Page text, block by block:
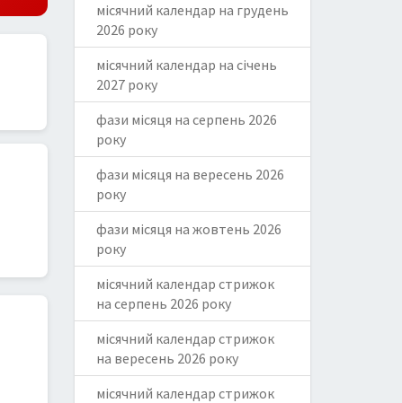
місячний календар на грудень
2026 року
місячний календар на січень
2027 року
фази місяця на серпень 2026
року
фази місяця на вересень 2026
року
фази місяця на жовтень 2026
року
місячний календар стрижок
на серпень 2026 року
місячний календар стрижок
на вересень 2026 року
місячний календар стрижок